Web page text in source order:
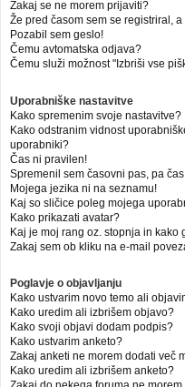
Zakaj se ne morem prijaviti?
Že pred časom sem se registriral,
Pozabil sem geslo!
Čemu avtomatska odjava?
Čemu služi možnost "Izbriši vse
Uporabniške nastavitve
Kako spremenim svoje nastavitve?
Kako odstranim vidnost
uporabniki?
Čas ni pravilen!
Spremenil sem časovni pas, pa
Mojega jezika ni na seznamu!
Kaj so sličice poleg mojega
Kako prikazati avatar?
Kaj je moj rang oz. stopnja in kako
Zakaj sem ob kliku na e-mail
Poglavje o objavljanju
Kako ustvarim novo temo ali
Kako uredim ali izbrišem objavo?
Kako svoji objavi dodam podpis?
Kako ustvarim anketo?
Zakaj anketi ne morem dodati več
Kako uredim ali izbrišem anketo?